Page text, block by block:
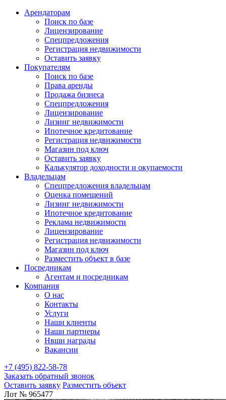
Арендаторам
Поиск по базе
Лицензирование
Спецпредложения
Регистрация недвижимости
Оставить заявку
Покупателям
Поиск по базе
Права аренды
Продажа бизнеса
Спецпредложения
Лицензирование
Лизинг недвижимости
Ипотечное кредитование
Регистрация недвижимости
Магазин под ключ
Оставить заявку
Калькулятор доходности и окупаемости
Владельцам
Спецпредложения владельцам
Оценка помещений
Лизинг недвижимости
Ипотечное кредитование
Реклама недвижимости
Лицензирование
Регистрация недвижимости
Магазин под ключ
Разместить объект в базе
Посредникам
Агентам и посредникам
Компания
О нас
Контакты
Услуги
Наши клиенты
Наши партнеры
Нвши награды
Вакансии
+7 (495) 822-58-78
Заказать обратный звонок
Оставить заявку Разместить объект
Лот № 965477